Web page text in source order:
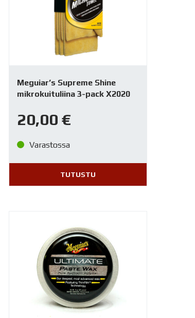
Meguiar’s Supreme Shine
mikrokuituliina 3-pack X2020
20,00 €
Varastossa
TUTUSTU